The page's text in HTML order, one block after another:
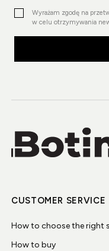
Wyrażam zgodę na
w celu otrzymywania
CUSTOMER SERVICE
How to choose the right
How to buy